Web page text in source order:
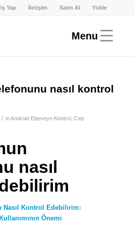
Yap İletişim Satın Al Yükle
nasıl kontrol
/ inAndroid Ebeveyn Kontrol, Cep
nasıl
Nasıl Kontrol Edebilirim:
Önemi